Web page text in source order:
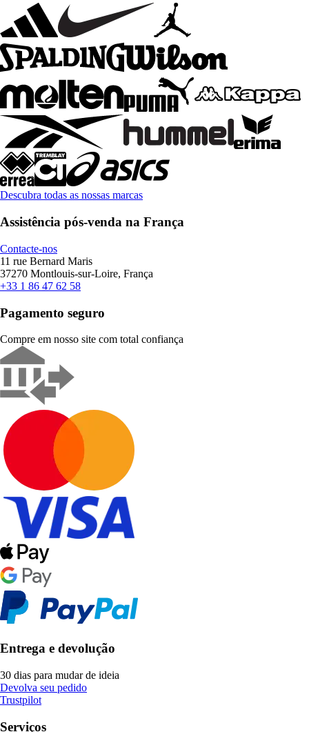
Descubra todas as nossas marcas
Assistência pós-venda na França
Contacte-nos
11 rue Bernard Maris
37270 Montlouis-sur-Loire, França
+33 1 86 47 62 58
Pagamento seguro
Compre em nosso site com total confiança
Entrega e devolução
30 dias para mudar de ideia
Devolva seu pedido
Trustpilot
Serviços